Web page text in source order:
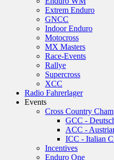
Extrem Enduro
GNCC
Indoor Enduro
Motocross
MX Masters
Race-Events
Rallye
Supercross
XCC
Radio Fahrerlager
Events
Cross Country
GCC -
ACC -
ICC - Italian
Incentives
Enduro One